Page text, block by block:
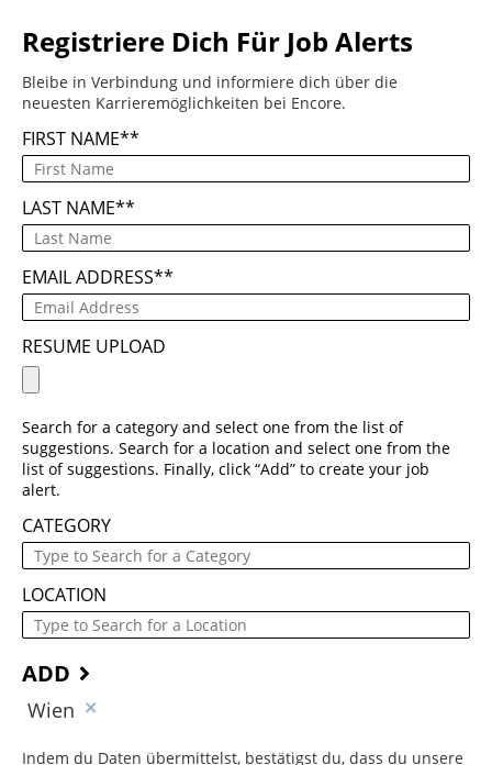
Registriere Dich Für Job Alerts
Bleibe in Verbindung und informiere dich über die
neuesten Karrieremöglichkeiten bei Encore.
FIRST NAME*
LAST NAME*
EMAIL ADDRESS*
RESUME UPLOAD
Search for a category and select one from the list of
suggestions. Search for a location and select one from the
list of suggestions. Finally, click “Add” to create your job
alert.
CATEGORY
LOCATION
ADD
Wien
Indem du Daten übermittelst, bestätigst du, dass du unsere